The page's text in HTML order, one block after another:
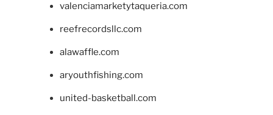
valenciamarketytaqueria.com
reefrecordsllc.com
alawaffle.com
aryouthfishing.com
united-basketball.com